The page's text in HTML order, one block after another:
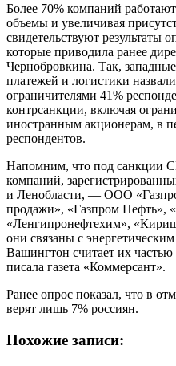
Более 70% компаний
объемы и увеличивая
свидетельствуют
которые приводила ранее
Чернобровкина. Так,
платежей и логистики
ограничителями 41%
контрсанкции, включая
иностранным акционерам, в
респондентов.
Напомним, что под санкции
компаний,
и Ленобласти, — ООО
продажи», «Газпром Нефть»,
«Ленгипронефтехим»,
они связаны с
Вашингтон считает их частью
писала газета «Коммерсант».
Ранее опрос показал, что в
верят лишь 7% россиян.
Похожие записи: